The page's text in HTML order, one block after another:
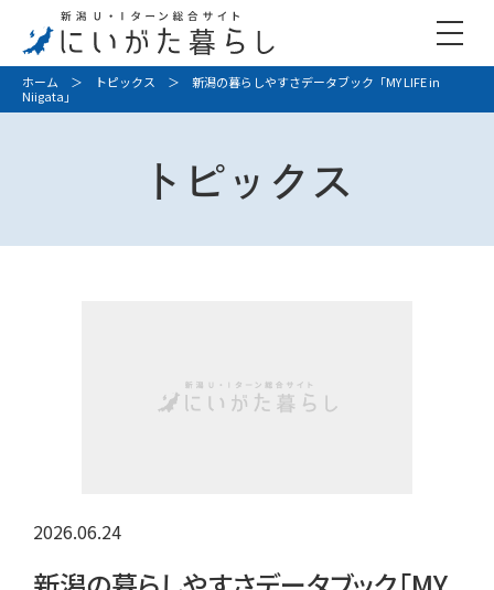
ホーム ＞ トピックス ＞ 新潟の暮らしやすさデータブック「MY LIFE in
Niigata」
トピックス
2026.06.24